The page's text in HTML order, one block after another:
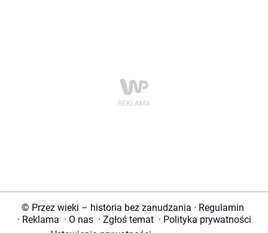
© Przez wieki – historia bez zanudzania · Regulamin
· Reklama · O nas · Zgłoś temat · Polityka prywatności